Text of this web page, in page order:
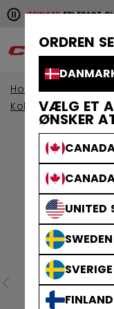
ORDREN
VÆLG ET
ØNSKER
UNITED
Pause the
LEVERINGERFRI FRAGT
Hurtige leveringer
Home
Målmand
Kollektioner